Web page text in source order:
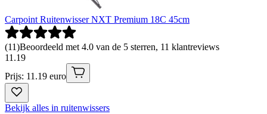
Carpoint Ruitenwisser NXT Premium 18C 45cm
(11)Beoordeeld met 4.0 van de 5 sterren, 11 klantreviews
11 .19
Prijs: 11.19 euro
Bekijk alles in ruitenwissers